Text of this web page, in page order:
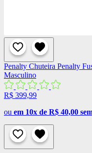
Penalty Chuteira Penalty
Masculino
R$ 399,99
ou em 10x de R$ 40,00